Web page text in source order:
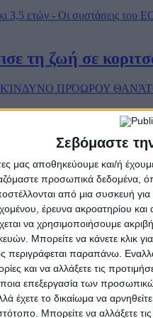
Σεβόμαστε
μας αποθηκεύουμε και/ή
προσωπικά δεδομένα,
από μια συσκευή για
έρευνα ακροατηρίου
να χρησιμοποιήσουμε
Μπορείτε να κάνετε κλικ
περιγράφεται παραπάνω.
και να αλλάξετε τις
επεξεργασία των
έχετε το δικαίωμα να
Μπορείτε να αλλάξετε
τη ζωή σε
ΑΥΞΆΝΟΥΝ
στην
της γρίπης